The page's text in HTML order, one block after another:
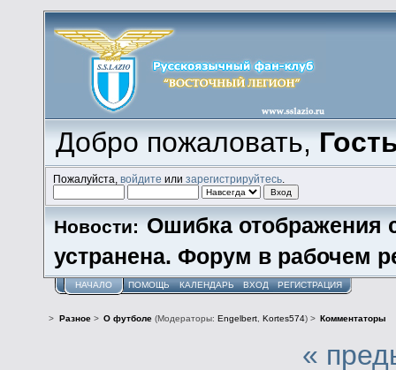
Добро пожаловать,
Пожалуйста,войдите илизарегистрируйтесь
Новости: Ошибка отображения
устранена. Форум в рабочем
НАЧАЛО ПОМОЩЬ КАЛЕНДАРЬ ВХОД РЕГИСТРАЦИЯ
> Разное> О футболе(Модераторы: Engelbert, Kortes574) > Комментаторы
«